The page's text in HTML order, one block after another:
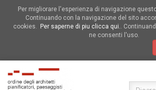
Per migliorare l'esperienza di navigazione
Continuando con la navigazione del sito
cookies.
Per saperne di piu clicca qui..
ne consenti l'uso.